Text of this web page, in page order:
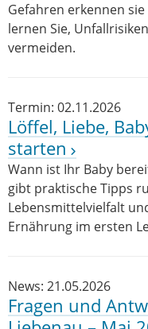
Gefahren erkennen
lernen Sie,
vermeiden.
Termin: 02.11.2026
Löffel, Liebe,
starten
Wann ist Ihr Baby
gibt praktische Tipps
Lebensmittelvielfalt
Ernährung im ersten
News: 21.05.2026
Fragen und